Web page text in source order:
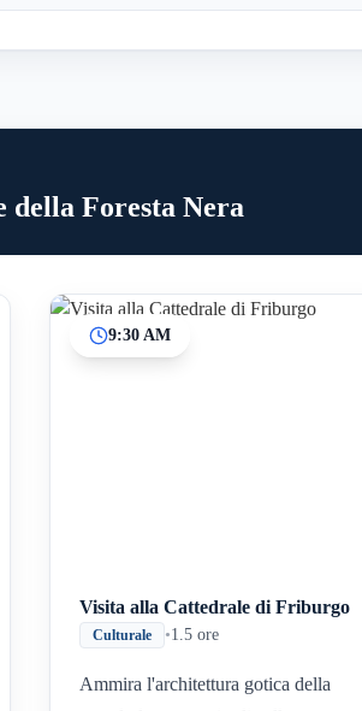
della Foresta Nera
9:30 AM
Visita alla Cattedrale di Friburgo
Culturale •1.5 ore
Ammira l'architettura gotica della